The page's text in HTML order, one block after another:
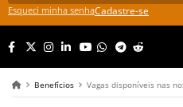
Esqueci minha senhaCadastre-se
Benefícios Vagas disponíveis nas nossas